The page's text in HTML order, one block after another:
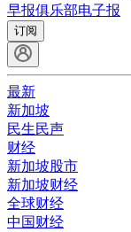
早报俱乐部电子报
订阅
最新
新加坡
民生民声
财经
新加坡股市
新加坡财经
全球财经
中国财经